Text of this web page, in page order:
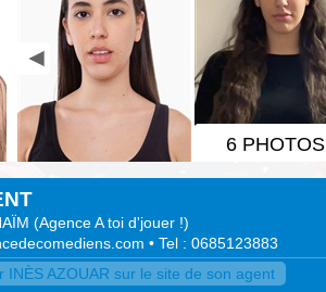
6 PHOTOS
(Agence A toi d'jouer !)
• Tel : 0685123883
INÈS AZOUAR sur le site de son agent